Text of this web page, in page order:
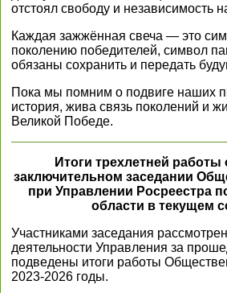
отстоял свободу и независимость
Каждая зажжённая свеча — это
поколению победителей, символ
обязаны сохранить и передать
Пока мы помним о подвиге наших
история, жива связь поколений и
Великой Победе.
Итоги трехлетней работы
заключительном заседании
при Управлении Росреестра
области в текущем
Участниками заседания
деятельности Управления за
подведены итоги работы
2023-2026 годы.